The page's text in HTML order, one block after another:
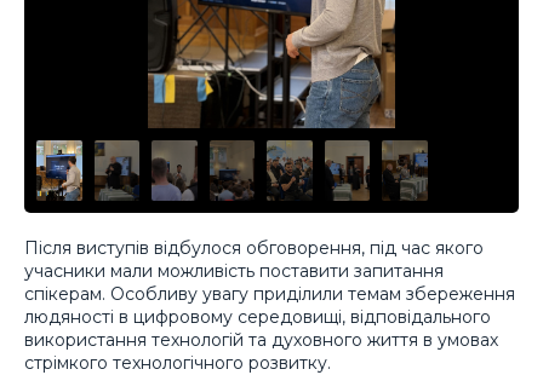
Після виступів відбулося обговорення, під час якого
учасники мали можливість поставити запитання
спікерам. Особливу увагу приділили темам збереження
людяності в цифровому середовищі, відповідального
використання технологій та духовного життя в умовах
стрімкого технологічного розвитку.